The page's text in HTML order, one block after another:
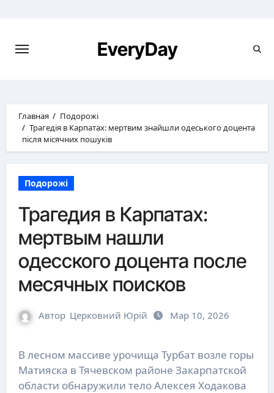
EveryDay
Главная
Подорожі
Трагедія в Карпатах: мертвим знайшли одеського доцента
після місячних пошуків
Подорожі
Трагедия в Карпатах:
мертвым нашли
одесского доцента после
месячных поисков
Автор Церковний Юрій Мар 10, 2026
В лесном массиве урочища Турбат возле горы
Матияска в Тячевском районе Закарпатской
области обнаружили тело Алексея Ходакова